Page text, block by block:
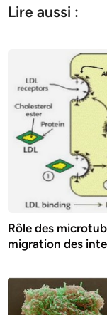
Lire aussi :
Rôle des
migration des